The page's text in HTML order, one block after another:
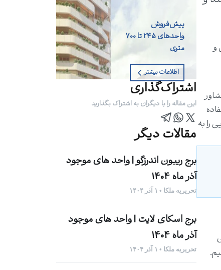
و
را به
پیش‌فروش
واحد‌های ۲۴۵ تا ۷۰۰
متری
اطلاعات بیشتر
اشتراک‌گذاری
این مقاله را با دیگران به اشتراک بگذارید
مقالات دیگر
برج ریبون اندرزگو | واحد های موجود
آذر ماه 1404
تحریریه ملکا • ۱ آذر ۱۴۰۴
برج اسکای لایت | واحد های موجود
آذر ماه 1404
تحریریه ملکا • ۱ آذر ۱۴۰۴